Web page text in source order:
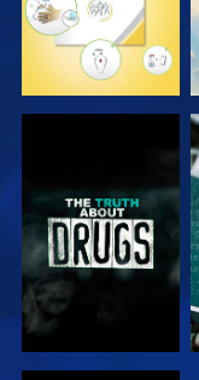
ΠΑΡΑΚΟΛΟΥΘΗΣΤΕ